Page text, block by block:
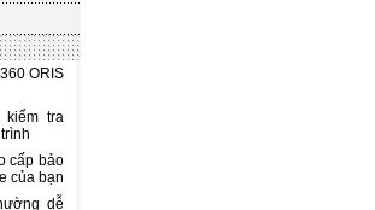
ORIS
kiểm tra
cấp bảo
của bạn
dễ